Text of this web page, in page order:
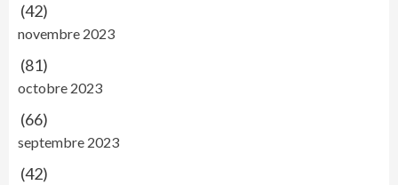
(42)
novembre 2023
(81)
octobre 2023
(66)
septembre 2023
(42)